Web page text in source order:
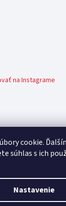
cookie.
súhlas s ich
Nastavenie
na Instagrame